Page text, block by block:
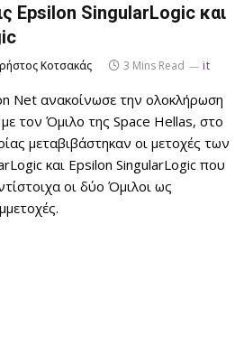
Epsilon SingularLogic και
Κοτσακάς 3 Mins Read it
Net ανακοίνωσε την ολοκλήρωση
τον Όμιλο της Space Hellas, στο
μεταβιβάστηκαν οι μετοχές των
και Epsilon SingularLogic που
οι δύο Όμιλοι ως